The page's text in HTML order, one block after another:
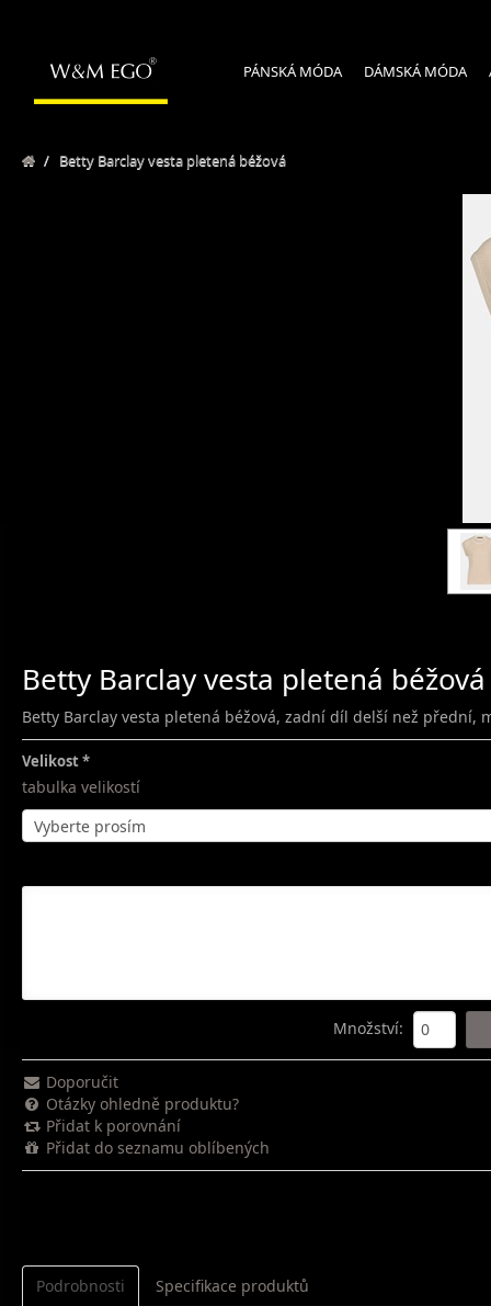
PÁNSKÁ MÓDA DÁMSKÁ MÓDA
/ Betty Barclay vesta pletená béžová
Betty Barclay vesta pletená béžová
Betty Barclay vesta pletená béžová, zadní díl delší než přední,
Velikost
tabulka velikostí
Množství:
Doporučit
Otázky ohledně produktu?
Přidat k porovnání
Přidat do seznamu oblíbených
Podrobnosti Specifikace produktů